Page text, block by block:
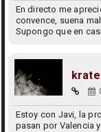
En directo me
convence, suena
Supongo que en
Estoy con Javi, la
pasan por Valencia